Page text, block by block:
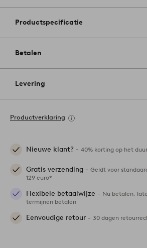
Productspecificatie
Betalen
Levering
Productverklaring
Nieuwe klant? - 40% korting op het
Gratis verzending - Geldt voor
129 euro*
Flexibele betaalwijze - Nu betalen,
termijnen betalen
Eenvoudige retour - 30 dagen